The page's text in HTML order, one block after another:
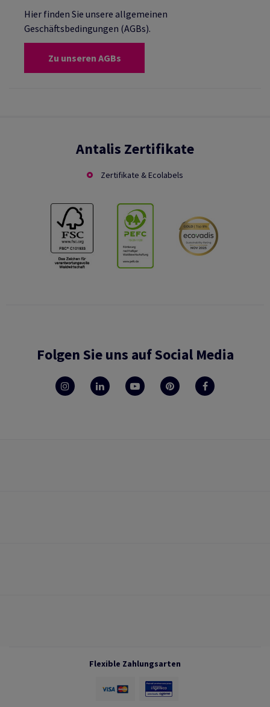
Hier finden Sie unsere allgemeinen
Geschäftsbedingungen (AGBs).
Zu unseren AGBs
Antalis Zertifikate
Zertifikate & Ecolabels
Folgen Sie uns auf Social Media
Flexible Zahlungsarten